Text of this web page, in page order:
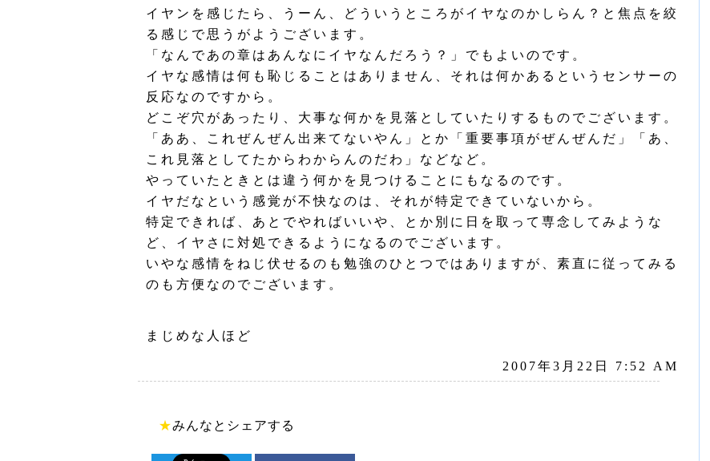
イヤンを感じたら、うーん、どういうところがイヤなのかしらん？と焦点を絞
る感じで思うがようございます。
「なんであの章はあんなにイヤなんだろう？」でもよいのです。
イヤな感情は何も恥じることはありません、それは何かあるというセンサーの
反応なのですから。
どこぞ穴があったり、大事な何かを見落としていたりするものでございます。
「ああ、これぜんぜん出来てないやん」とか「重要事項がぜんぜんだ」「あ、
これ見落としてたからわからんのだわ」などなど。
やっていたときとは違う何かを見つけることにもなるのです。
イヤだなという感覚が不快なのは、それが特定できていないから。
特定できれば、あとでやればいいや、とか別に日を取って専念してみような
ど、イヤさに対処できるようになるのでございます。
いやな感情をねじ伏せるのも勉強のひとつではありますが、素直に従ってみる
のも方便なのでございます。
まじめな人ほど
2007年3月22日 7:52 AM
★みんなとシェアする